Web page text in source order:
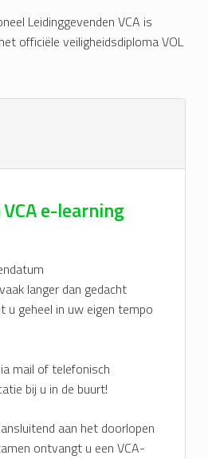
Leidinggevenden VCA is
officiële veiligheidsdiploma VOL
e-learning
langer dan gedacht
u geheel in uw eigen tempo
mail of telefonisch
bij u in de buurt!
aan het doorlopen
ontvangt u een VCA-